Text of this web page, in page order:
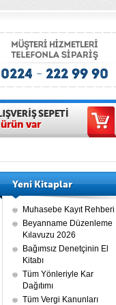
ürün var
Yeni Kitaplar
Muhasebe Kayıt Rehberi
Beyanname Düzenleme
Kılavuzu 2026
Bağımsız Denetçinin El
Kitabı
Tüm Yönleriyle Kar
Dağıtımı
Tüm Vergi Kanunları